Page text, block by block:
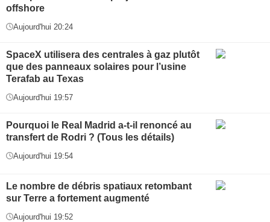
offshore
Aujourd'hui 20:24
SpaceX utilisera des centrales à gaz plutôt
que des panneaux solaires pour l’usine
Terafab au Texas
Aujourd'hui 19:57
Pourquoi le Real Madrid a-t-il renoncé au
transfert de Rodri ? (Tous les détails)
Aujourd'hui 19:54
Le nombre de débris spatiaux retombant
sur Terre a fortement augmenté
Aujourd'hui 19:52